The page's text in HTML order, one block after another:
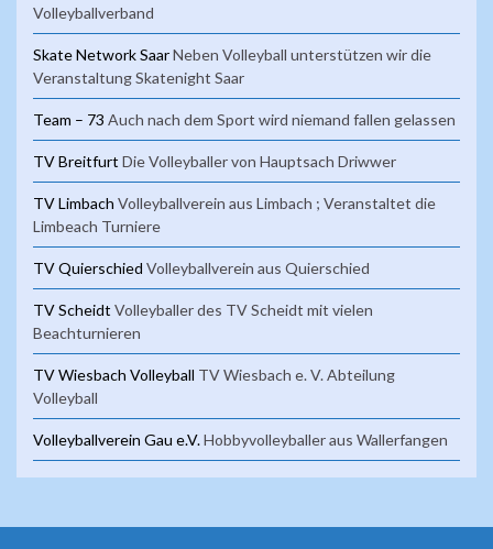
Volleyballverband
Skate Network SaarNeben Volleyball unterstützen wir die
Veranstaltung Skatenight Saar
Team – 73 Auch nach dem Sport wird niemand fallen gelassen
TV Breitfurt Die Volleyballer von Hauptsach Driwwer
TV Limbach Volleyballverein aus Limbach ; Veranstaltet die
Limbeach Turniere
TV Quierschied Volleyballverein aus Quierschied
TV Scheidt Volleyballer des TV Scheidt mit vielen
Beachturnieren
TV Wiesbach Volleyball TV Wiesbach e. V. Abteilung
Volleyball
Volleyballverein Gau e.V.Hobbyvolleyballer aus Wallerfangen